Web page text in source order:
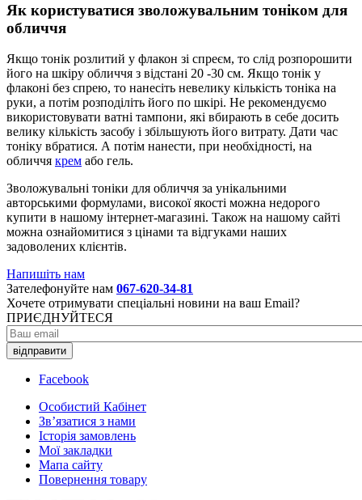
Як користуватися зволожувальним тоніком для
обличчя
Якщо тонік розлитий у флакон зі спреєм, то слід розпорошити
його на шкіру обличчя з відстані 20 -30 см. Якщо тонік у
флаконі без спрею, то нанесіть невелику кількість тоніка на
руки, а потім розподіліть його по шкірі. Не рекомендуємо
використовувати ватні тампони, які вбирають в себе досить
велику кількість засобу і збільшують його витрату. Дати час
тоніку вбратися. А потім нанести, при необхідності, на
обличчя крем або гель.
Зволожувальні тоніки для обличчя за унікальними
авторськими формулами, високої якості можна недорого
купити в нашому інтернет-магазині. Також на нашому сайті
можна ознайомитися з цінами та відгуками наших
задоволених клієнтів.
Напишіть нам
Зателефонуйте нам 067-620-34-81
Хочете отримувати спеціальні новини на ваш Email?
ПРИЄДНУЙТЕСЯ
відправити
Facebook
Особистий Кабінет
Зв’язатися з нами
Історія замовлень
Мої закладки
Мапа сайту
Повернення товару